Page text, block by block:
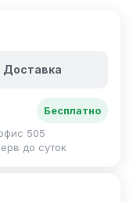
Доставка
Бесплатно
505
до суток